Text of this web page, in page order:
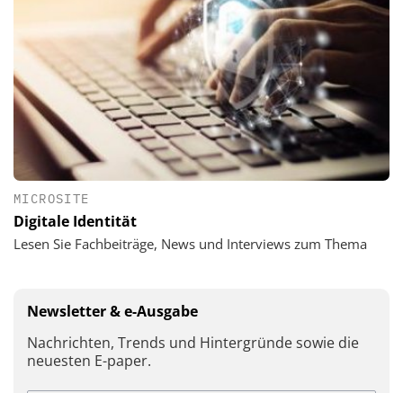
MICROSITE
Digitale Identität
Lesen Sie Fachbeiträge, News und Interviews zum Thema
Newsletter & e-Ausgabe
Nachrichten, Trends und Hintergründe sowie die
neuesten E-paper.